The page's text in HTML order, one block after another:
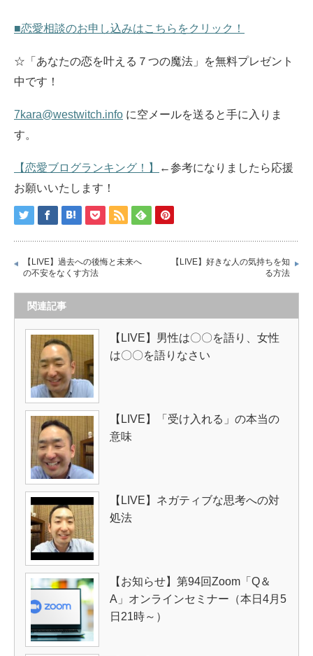
■恋愛相談のお申し込みはこちらをクリック！
☆「あなたの恋を叶える７つの魔法」を無料プレゼント
中です！
7kara@westwitch.info に空メールを送ると手に入りま
す。
【恋愛ブログランキング！】
←参考になりましたら応援
お願いいたします！
【LIVE】過去への後悔と未来へ
の不安をなくす方法
【LIVE】好きな人の気持ちを知
る方法
関連記事
【LIVE】男性は〇〇を語り、女性
は〇〇を語りなさい
【LIVE】「受け入れる」の本当の
意味
【LIVE】ネガティブな思考への対
処法
【お知らせ】第94回Zoom「Q＆
A」オンラインセミナー（本日4月5
日21時～）